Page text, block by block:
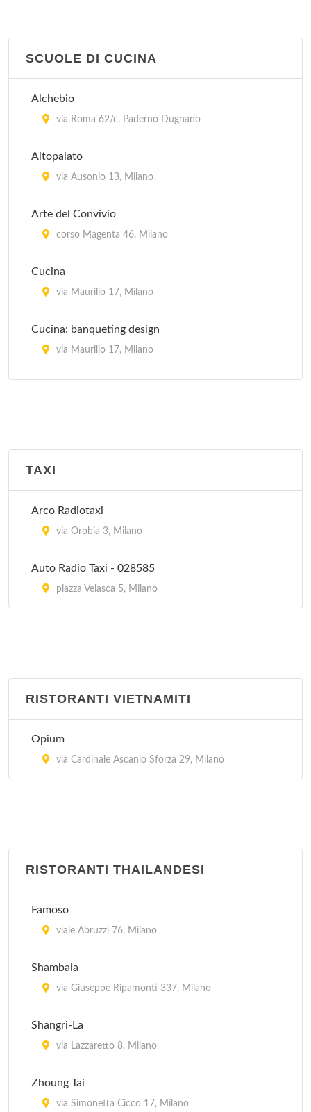
SCUOLE DI CUCINA
Alchebio
via Roma 62/c, Paderno Dugnano
Altopalato
via Ausonio 13, Milano
Arte del Convivio
corso Magenta 46, Milano
Cucina
via Maurilio 17, Milano
Cucina: banqueting design
via Maurilio 17, Milano
via Carlo Farini 70, Milano
TAXI
Arco Radiotaxi
via Orobia 3, Milano
Auto Radio Taxi - 028585
piazza Velasca 5, Milano
RISTORANTI VIETNAMITI
Opium
via Cardinale Ascanio Sforza 29, Milano
RISTORANTI THAILANDESI
Famoso
viale Abruzzi 76, Milano
Shambala
via Giuseppe Ripamonti 337, Milano
Shangri-La
via Lazzaretto 8, Milano
Zhoung Tai
via Simonetta Cicco 17, Milano